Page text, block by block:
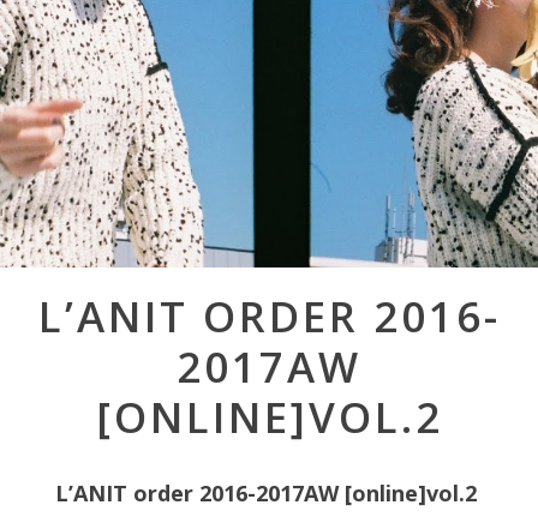
L’ANIT ORDER 2016-
2017AW
[ONLINE]VOL.2
L’ANIT order 2016-2017AW [online]vol.2
navigation